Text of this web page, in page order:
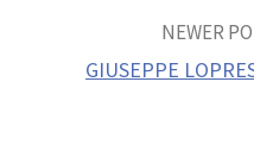
NEWER
GIUSEPPE